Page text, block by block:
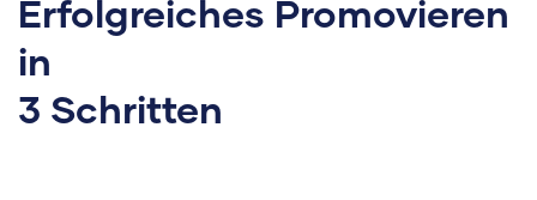
Erfolgreiches Promovieren
in
3 Schritten